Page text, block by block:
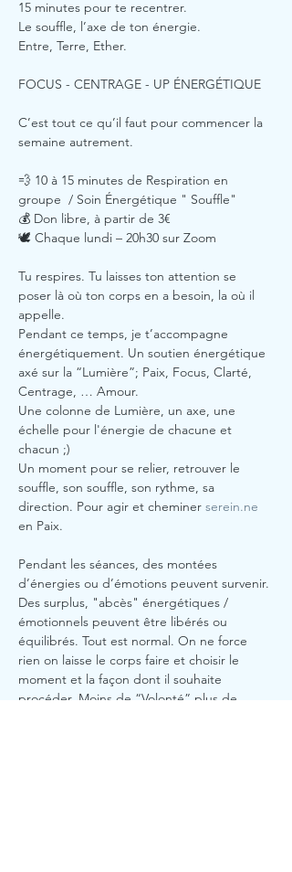
15 minutes pour te recentrer.
Le souffle, l’axe de ton énergie.
Entre, Terre, Ether.
FOCUS - CENTRAGE - UP ÉNERGÉTIQUE
C’est tout ce qu’il faut pour commencer la
semaine autrement.
💨 10 à 15 minutes de Respiration en
groupe  / Soin Énergétique " Souffle"
💰 Don libre, à partir de 3€
🕊️ Chaque lundi – 20h30 sur Zoom
Tu respires. Tu laisses ton attention se
poser là où ton corps en a besoin, la où il
appelle.
Pendant ce temps, je t’accompagne
énergétiquement. Un soutien énergétique
axé sur la “Lumière”; Paix, Focus, Clarté,
Centrage, … Amour.
Une colonne de Lumière, un axe, une
échelle pour l'énergie de chacune et
chacun ;)
Un moment pour se relier, retrouver le
souffle, son souffle, son rythme, sa
direction. Pour agir et cheminer serein.ne
en Paix.
Pendant les séances, des montées
d’énergies ou d’émotions peuvent survenir.
Des surplus, "abcès" énergétiques /
émotionnels peuvent être libérés ou
équilibrés. Tout est normal. On ne force
rien on laisse le corps faire et choisir le
moment et la façon dont il souhaite
procéder. Moins de “Volonté” plus de